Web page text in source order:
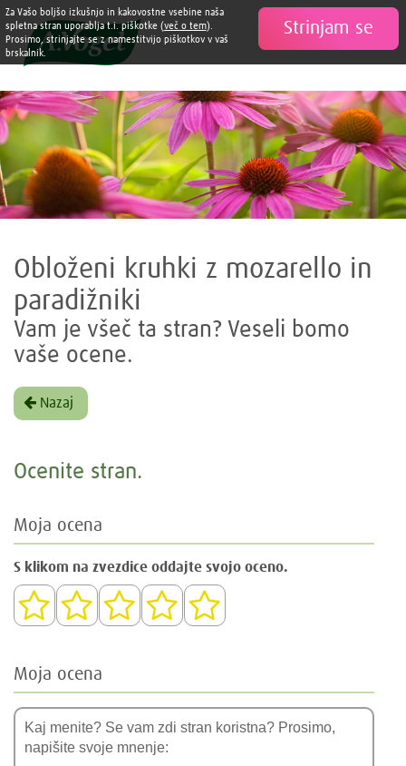

Obloženi kruhki z mozarello in
paradižniki
Vam je všeč ta stran? Veseli bomo
vaše ocene.
Nazaj
Ocenite stran.
Moja ocena
S klikom na zvezdice oddajte svojo oceno.
Moja ocena
Strinjam se
Za Vašo boljšo izkušnjo in kakovostne vsebine naša
spletna stran uporablja t.i. piškotke (več o tem).
Prosimo, strinjajte se z namestitvijo piškotkov v vaš
brskalnik.